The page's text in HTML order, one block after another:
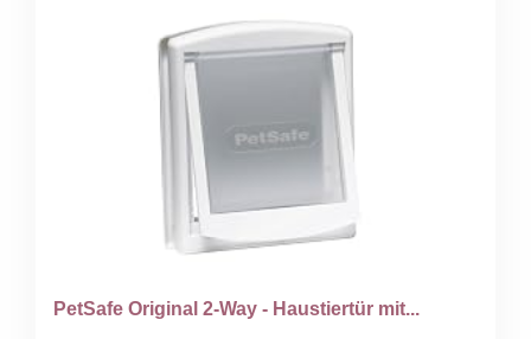
PetSafe Original 2-Way - Haustiertür mit...